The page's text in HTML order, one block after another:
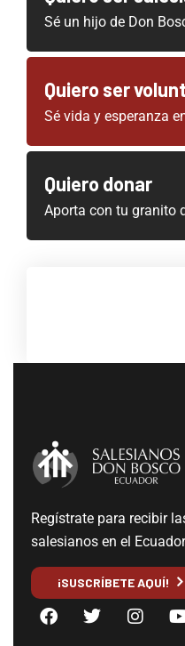
Sé un hijo de Don
Quiero ser
Sé vida y esperanza
Quiero donar
Aporta con tu granito
Regístrate para recibir
salesianos en el
¡SUSCRÍBETE AQUÍ!